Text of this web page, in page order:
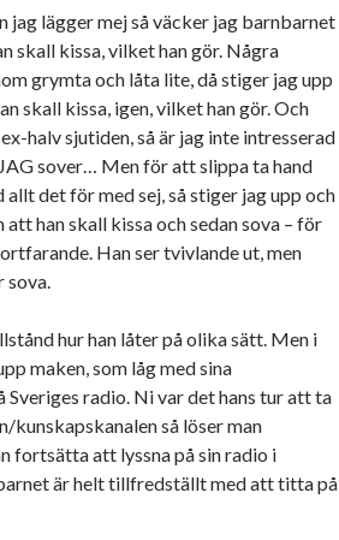
jag lägger mej så väcker jag barnbarnet
skall kissa, vilket han gör. Några
grymta och låta lite, då stiger jag upp
skall kissa, igen, vilket han gör. Och
halv sjutiden, så är jag inte intresserad
sover… Men för att slippa ta hand
det för med sej, så stiger jag upp och
han skall kissa och sedan sova – för
Han ser tvivlande ut, men
sova.
hur han låter på olika sätt. Men i
maken, som låg med sina
Sveriges radio. Ni var det hans tur att ta
kunskapskanalen så löser man
fortsätta att lyssna på sin radio i
är helt tillfredställt med att titta på